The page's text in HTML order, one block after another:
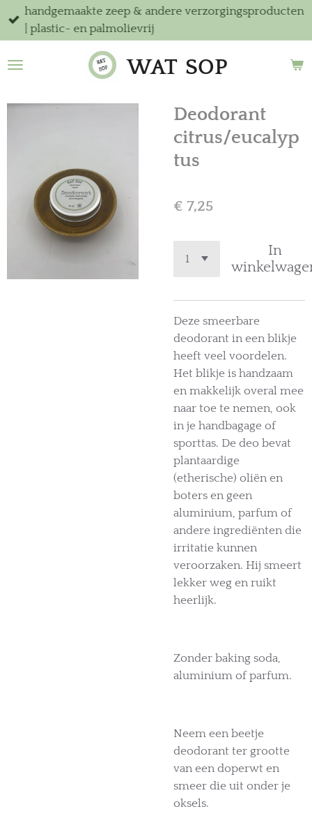
Ga
direct
de
WAT SOP
handgemaakte zeep & andere verzorgingsproducten
| plastic- en palmolievrij
Deodorant
citrus/eucalyp
tus
€ 7,25
In
Deze smeerbare
deodorant in een blikje
heeft veel voordelen.
Het blikje is handzaam
en makkelijk overal mee
naar toe te nemen, ook
in je handbagage of
sporttas. De deo bevat
plantaardige
(etherische) oliën en
boters en geen
aluminium, parfum of
andere ingrediënten die
irritatie kunnen
veroorzaken. Hij smeert
lekker weg en ruikt
heerlijk.
Zonder baking soda,
aluminium of parfum.
Neem een beetje
deodorant ter grootte
van een doperwt en
smeer die uit onder je
oksels.